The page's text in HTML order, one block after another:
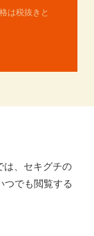
は税抜きと
は、セキグチの
つでも閲覧する